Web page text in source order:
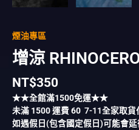
煙油專區
增涼
NT$350
★★全館滿1500免運★★
未滿 1500運費60 7-11全家取貨
如遇假日(包含國定假日)可能會